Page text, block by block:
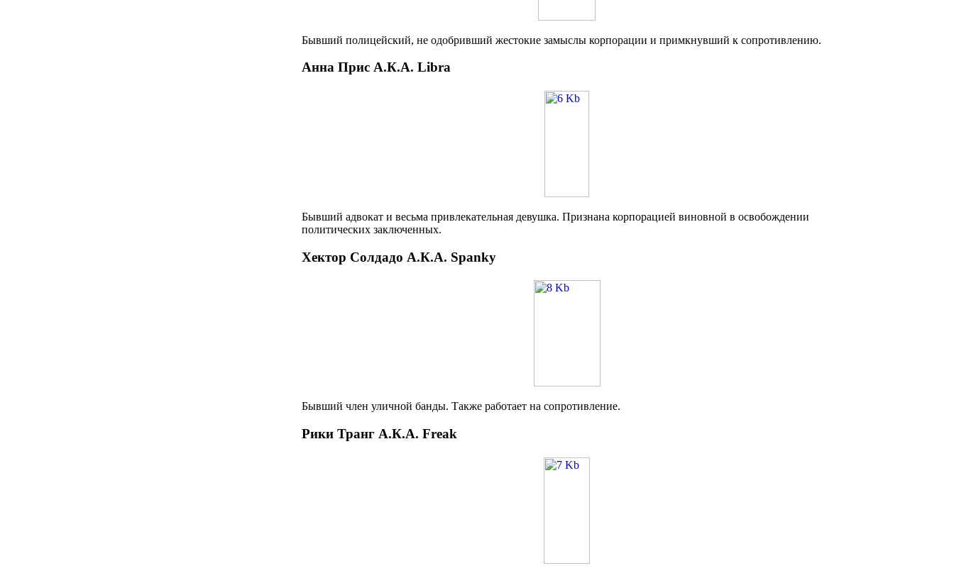
Бывший полицейский, не одобривший жестокие замыслы корпорации и примкнувший к сопротивлению.
Анна Прис А.К.А. Libra
Бывший адвокат и весьма привлекательная девушка. Признана корпорацией виновной в освобождении
политических заключенных.
Хектор Солдадо А.К.А. Spanky
Бывший член уличной банды. Также работает на сопротивление.
Рики Транг А.К.А. Freak